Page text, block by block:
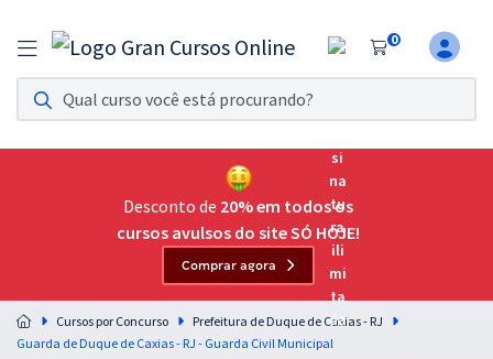
0
Assinatura Ilimitada 11
Acesso a todos os cursos. Teste grátis por 7 dias!
Assinatura OAB Até Passar
Acesso ilimitado a toda preparação para o Exame da
Residências Multiprofissionais
Preparação completa e intensiva para as principais
residências em saúde do Brasil
Desconto de 20% em todos os
cursos avulsos do site SÓ HOJE!
Comprar agora
Cursos por Concurso
Prefeitura de Duque de Caxias - RJ
Guarda de Duque de Caxias - RJ - Guarda Civil Municipal